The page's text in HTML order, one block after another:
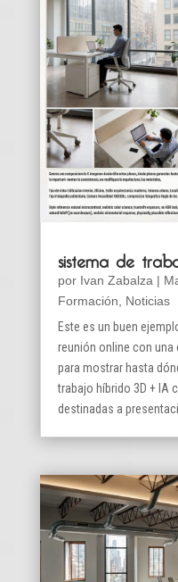
sistema de
por Ivan Zabalza|
Formación, Noticias
Este es un buen
reunión online con una
para mostrar hasta
trabajo híbrido 3D + IA
destinadas a